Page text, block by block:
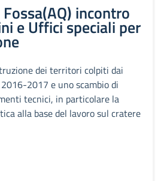
incontro
e Uffici speciali per
dei territori colpiti dai
2017 e uno scambio di
tecnici, in particolare la
alla base del lavoro sul cratere